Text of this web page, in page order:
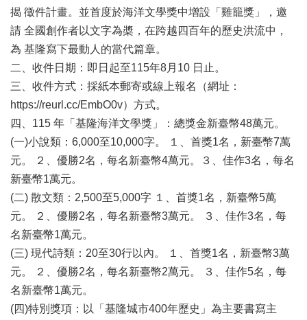
務
項
目
臺
藝
文
空
歷
年
文
化
節
慶
廉
政
專
區
揭 徵件計畫。並首度於海洋文學獎中增設「雞籠獎」，邀
請 全國創作者以文字為槳，在跨越四百年的歷史洪流中，
為 基隆寫下最動人的當代篇章。
二、收件日期：即日起至115年8月10 日止。
三、收件方式：採紙本郵寄或線上報名（網址：
https://reurl.cc/EmbO0v）方式。
四、115 年「基隆海洋文學獎」：總獎金新臺幣48萬元。
(一)小說類：6,000至10,000字。 １、首獎1名，新臺幣7萬
元。 ２、優勝2名，每名新臺幣4萬元。３、佳作3名，每名
新臺幣1萬元。
(二) 散文類：2,500至5,000字 １、首獎1名，新臺幣5萬
元。 ２、優勝2名，每名新臺幣3萬元。 ３、佳作3名，每
名新臺幣1萬元。
(三) 現代詩類：20至30行以內。 １、首獎1名，新臺幣3萬
元。 ２、優勝2名，每名新臺幣2萬元。 ３、佳作5名，每
名新臺幣1萬元。
(四)特別獎項：以「基隆城市400年歷史」為主要書寫主